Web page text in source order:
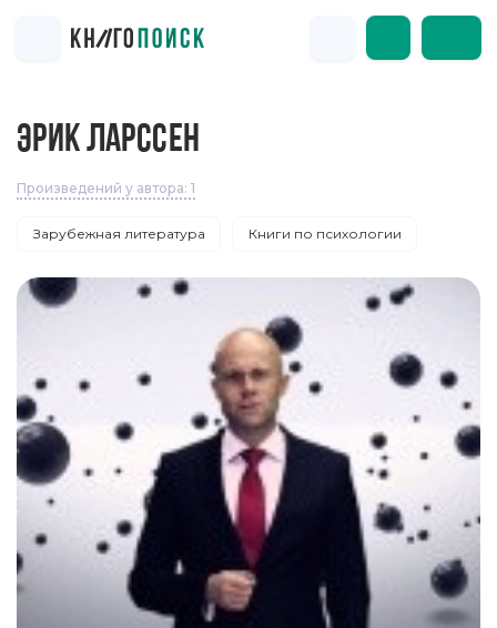
ЭРИК ЛАРCСЕН
Произведений у автора: 1
Зарубежная литература Книги по психологии